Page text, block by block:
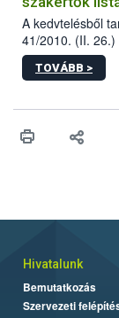
A kedvtelésből
41/2010. (II. 26.)
sérülés, illetve
hatósági
vonni az ebek
TOVÁBB >
Hivatalunk
Bemutatkozás
Szervezeti